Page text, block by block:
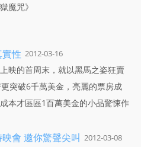
魔咒》
實性 2012-03-16
映的首周末，就以黑馬之姿狂賣
突破6千萬美金，亮麗的票房成
本才區區1百萬美金的小品驚悚作
會 邀你驚聲尖叫 2012-03-08